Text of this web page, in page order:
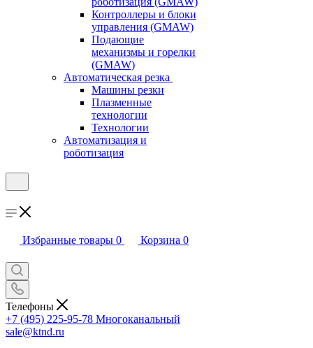
Контроллеры и блоки
управления (GMAW)
Подающие
механизмы и горелки
(GMAW)
Автоматическая резка
Машины резки
Плазменные
технологии
Технологии
Автоматизация и
роботизация
Избранные товары 0 Корзина 0
Телефоны
+7 (495) 225-95-78 Многоканальный
sale@ktnd.ru